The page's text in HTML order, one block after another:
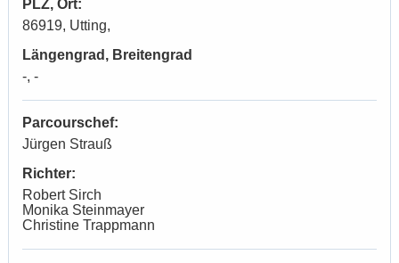
PLZ, Ort:
86919, Utting,
Längengrad, Breitengrad
-, -
Parcourschef:
Jürgen Strauß
Richter:
Robert Sirch
Monika Steinmayer
Christine Trappmann